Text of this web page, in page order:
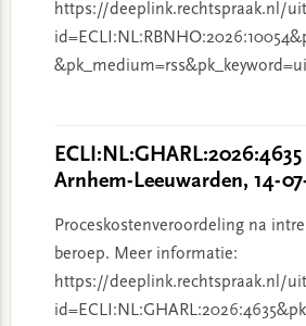
https://deeplink.rechtspraak.nl/
Arnhem-Leeuwarden, 14-
Proceskostenveroordeling na
beroep. Meer informatie:
https://deeplink.rechtspraak.nl/